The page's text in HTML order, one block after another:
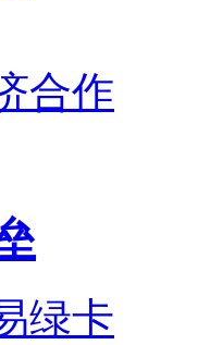
合作
绿卡